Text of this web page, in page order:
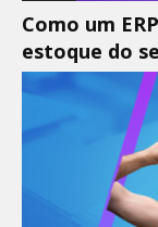
Como um
estoque do